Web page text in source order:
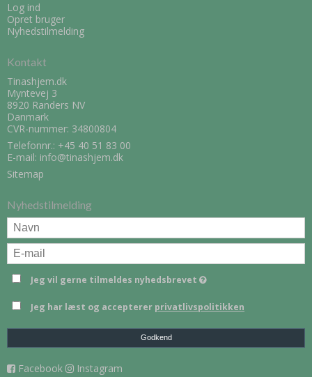
Log ind
Opret bruger
Nyhedstilmelding
Kontakt
Tinashjem.dk
Myntevej 3
8920 Randers NV
Danmark
CVR-nummer: 34800804
Telefonnr.: +45 40 51 83 00
E-mail: info@tinashjem.dk
Sitemap
Nyhedstilmelding
Jeg vil gerne tilmeldes nyhedsbrevet
Jeg har læst og accepterer privatlivspolitikken
Godkend
Facebook Instagram